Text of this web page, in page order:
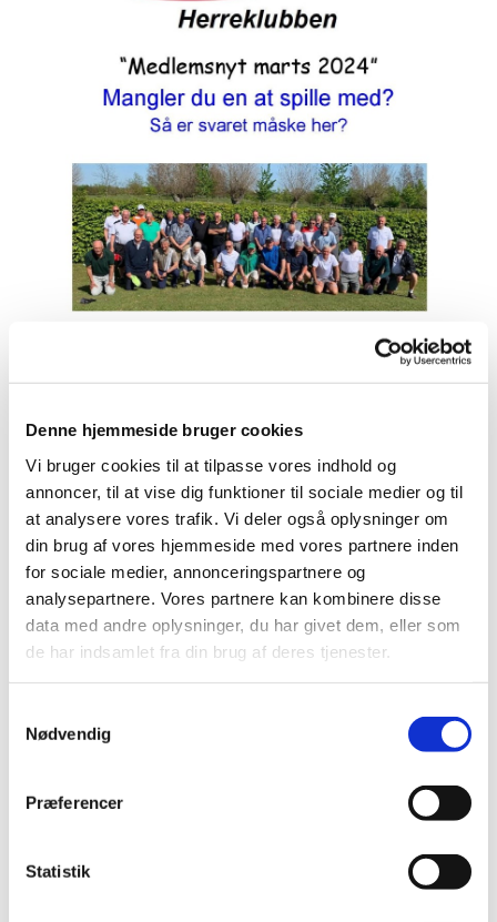
Denne hjemmeside bruger cookies
Vi bruger cookies til at tilpasse vores indhold og
annoncer, til at vise dig funktioner til sociale medier og til
at analysere vores trafik. Vi deler også oplysninger om
din brug af vores hjemmeside med vores partnere inden
for sociale medier, annonceringspartnere og
analysepartnere. Vores partnere kan kombinere disse
data med andre oplysninger, du har givet dem, eller som
de har indsamlet fra din brug af deres tjenester.
Nødvendig
Præferencer
Statistik